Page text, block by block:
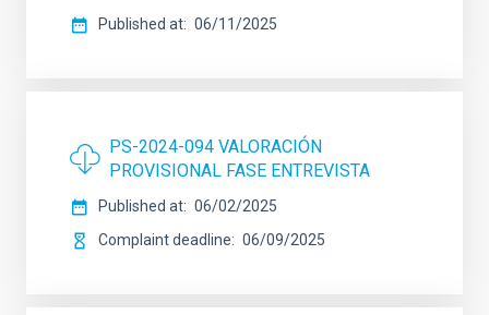
Published at 06/11/2025
PS-2024-094 VALORACIÓN
PROVISIONAL FASE ENTREVISTA
Published at
06/02/2025
Complaint deadline
06/09/2025